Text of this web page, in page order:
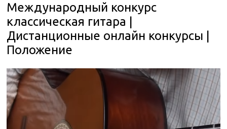
Международный конкурс
классическая гитара |
Дистанционные онлайн конкурсы |
Положение